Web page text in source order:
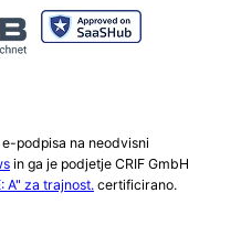
podpisa na neodvisni
in ga je podjetje CRIF GmbH
A" za trajnost.certificirano.